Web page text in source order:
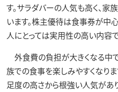
す。サラダバーの人気も高く、
います。株主優待は食事券が中
人にとっては実用性の高い内容で
外食費の負担が大きくなる中
族での食事を楽しみやすくなり
足度の高さから根強い人気があ